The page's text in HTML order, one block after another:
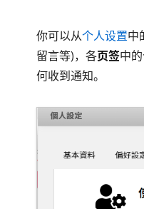
你可以从个人设置中
留言等)，各页签中
何收到通知。